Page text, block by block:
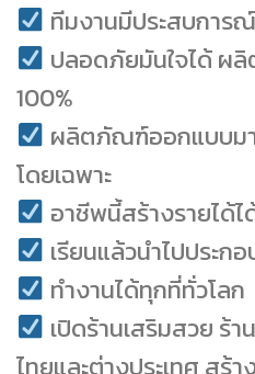
ทีมงานมีประสบการ
ปลอดภัยมันใจได้ ผ
100%
ผลิตภัณฑ์ออกแบบม
โดยเฉพาะ
อาชีพนี้สร้างรายได้
เรียนแล้วนำไปประก
ทำงานได้ทุกที่ทั่วโลก
เปิดร้านเสริมสวย ร้
ไทยและต่างประเทศ สร้